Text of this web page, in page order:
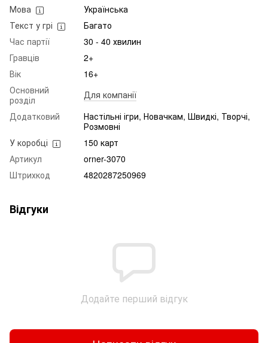
Мова
Українська
Текст у грі
Багато
Час партії
30 - 40 хвилин
Гравців
2+
Вік
16+
Основний
розділ
Для компанії
Додатковий
Настільні ігри, Новачкам, Швидкі, Творчі,
Розмовні
У коробці
150 карт
Артикул
orner-3070
Штрихкод
4820287250969
Відгуки
Додайте перший відгук